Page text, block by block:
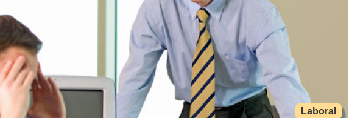
Laboral